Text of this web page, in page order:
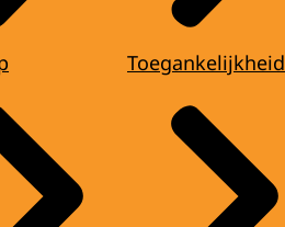
Toegankelijkheid